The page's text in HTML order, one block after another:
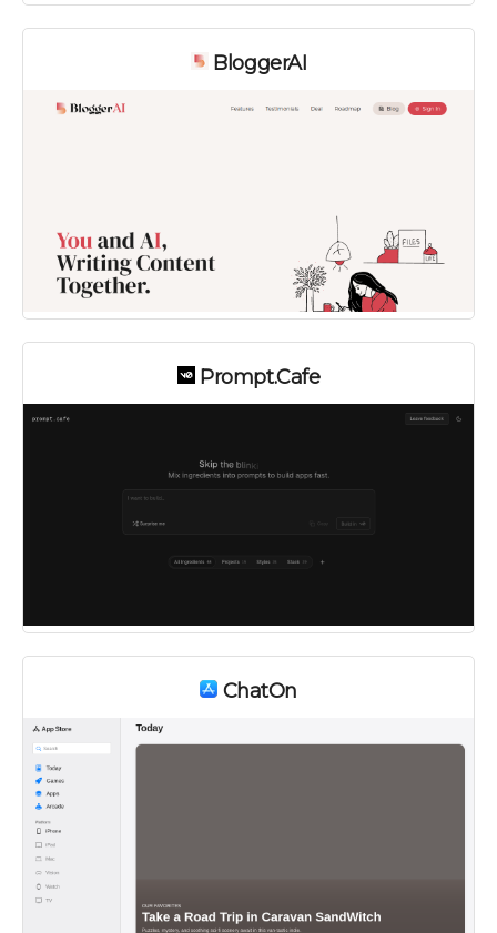
BloggerAI
Prompt.Cafe
ChatOn